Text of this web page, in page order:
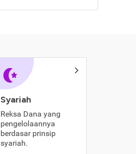
Syariah
Reksa Dana yang
pengelolaannya
berdasar prinsip
syariah.